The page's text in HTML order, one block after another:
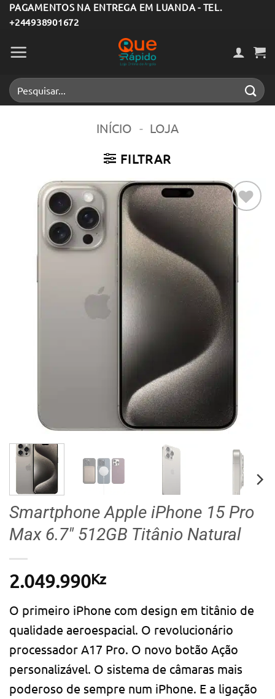
Skip
to
content
PAGAMENTOS NA ENTREGA EM LUANDA - TEL.
+244938901672
Pesquisar
por:
INÍCIO - LOJA
FILTRAR
Adicionar
aos meus
desejos
Smartphone Apple iPhone 15 Pro
Max 6.7″ 512GB Titânio Natural
2.049.990Kz
O primeiro iPhone com design em titânio de
qualidade aeroespacial. O revolucio­nário
processador A17 Pro. O novo botão Ação
personalizável. O sistema de câmaras mais
poderoso de sempre num iPhone. E a ligação